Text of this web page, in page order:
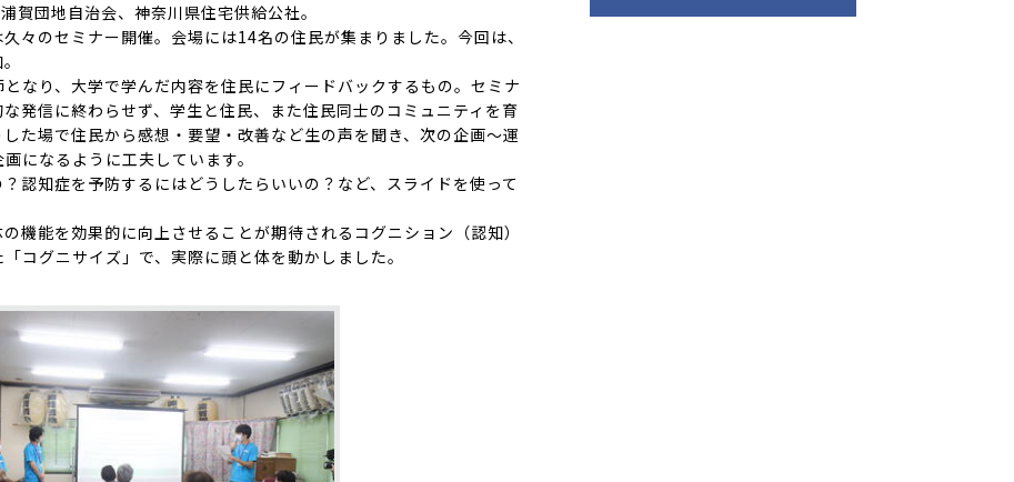
賀団地自治会、神奈川県住宅供給公社。
々のセミナー開催。会場には14名の住民が集まりました。今回は、
なり、大学で学んだ内容を住民にフィードバックするもの。セミナ
発信に終わらせず、学生と住民、また住民同士のコミュニティを育
た場で住民から感想・要望・改善など生の声を聞き、次の企画～運
になるように工夫しています。
認知症を予防するにはどうしたらいいの？など、スライドを使って
機能を効果的に向上させることが期待されるコグニション（認知）
コグニサイズ」で、実際に頭と体を動かしました。